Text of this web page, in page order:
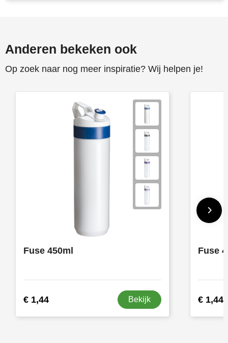
Anderen bekeken ook
Op zoek naar nog meer inspiratie? Wij helpen je!
Fuse 450ml
€ 1,44 Bekijk
Fuse
€ 1,44